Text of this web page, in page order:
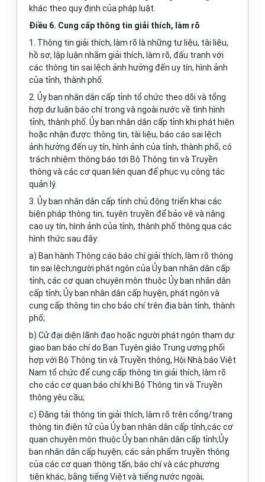
khác theo quy định của pháp luật.
Điều 6. Cung cấp thông tin giải thích, làm rõ
1. Thông tin giải thích, làm rõ là những tư liệu, tài liệu,
hồ sơ, lập luận nhằm giải thích, làm rõ, đấu tranh với
các thông tin sai lệch ảnh hưởng đến uy tín, hình ảnh
của tỉnh, thành phố.
2. Ủy ban nhân dân cấp tỉnh tổ chức theo dõi và tổng
hợp dư luận báo chí trong và ngoài nước về tình hình
tỉnh, thành phố. Ủy ban nhân dân cấp tỉnh khi phát hiện
hoặc nhận được thông tin, tài liệu, báo cáo sai lệch
ảnh hưởng đến uy tín, hình ảnh của tỉnh, thành phố, có
trách nhiệm thông báo tới Bộ Thông tin và Truyền
thông và các cơ quan liên quan để phục vụ công tác
quản lý.
3. Ủy ban nhân dân cấp tỉnh chủ động triển khai các
biện pháp thông tin, tuyên truyền để bảo vệ và nâng
cao uy tín, hình ảnh của tỉnh, thành phố thông qua các
hình thức sau đây:
a) Ban hành Thông cáo báo chí giải thích, làm rõ thông
tin sai lệch;người phát ngôn của Ủy ban nhân dân cấp
tỉnh, các cơ quan chuyên môn thuộc Ủy ban nhân dân
cấp tỉnh; Ủy ban nhân dân cấp huyện, phát ngôn và
cung cấp thông tin cho báo chí trên địa bàn tỉnh, thành
phố;
b) Cử đại diện lãnh đạo hoặc người phát ngôn tham dự
giao ban báo chí do Ban Tuyên giáo Trung ương phối
hợp với Bộ Thông tin và Truyền thông, Hội Nhà báo Việt
Nam tổ chức để cung cấp thông tin giải thích, làm rõ
cho các cơ quan báo chí khi Bộ Thông tin và Truyền
thông yêu cầu;
c) Đăng tải thông tin giải thích, làm rõ trên cổng/trang
thông tin điện tử của Ủy ban nhân dân cấp tỉnh,các cơ
quan chuyên môn thuộc Ủy ban nhân dân cấp tỉnh;Ủy
ban nhân dân cấp huyện; các sản phẩm truyền thông
của các cơ quan thông tấn, báo chí và các phương
tiện khác, bằng tiếng Việt và tiếng nước ngoài;